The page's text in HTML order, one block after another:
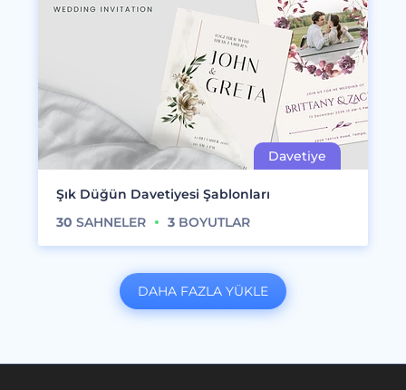
Şık Düğün Davetiyesi Şablonları
30 SAHNELER 3 BOYUTLAR
DAHA FAZLA YÜKLE